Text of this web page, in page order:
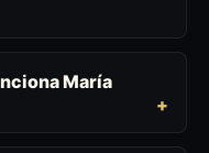
María